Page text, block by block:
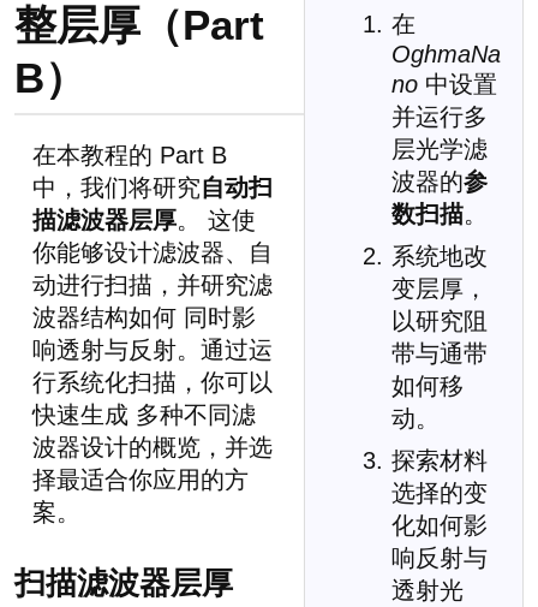
在
OghmaNa
no 中设置
并运行多
层光学滤
波器的参
数扫描。
系统地改
变层厚，
以研究阻
带与通带
如何移
动。
探索材料
选择的变
化如何影
响反射与
透射光
整层厚（Part
B）
在本教程的 Part B
中，我们将研究自动扫
描滤波器层厚。 这使
你能够设计滤波器、自
动进行扫描，并研究滤
波器结构如何 同时影
响透射与反射。通过运
行系统化扫描，你可以
快速生成 多种不同滤
波器设计的概览，并选
择最适合你应用的方
案。
扫描滤波器层厚